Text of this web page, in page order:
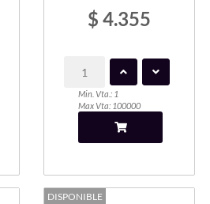
$ 4.355
Min. Vta.: 1
Max Vta: 100000
DISPONIBLE